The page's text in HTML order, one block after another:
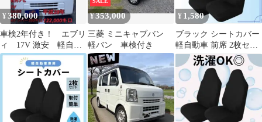
¥380,000
車検2年付き！ エブリ
ィ 17V 激安 軽自動
車 軽貨物 軽バン 4
ナンバー ‼️
¥353,000
三菱 ミニキャブバン
軽バン 車検付き
¥ 1,580
ブラック シートカバー
軽自動車 前席 2枚セッ
ト 軽バン 運転席 助手
席 黒